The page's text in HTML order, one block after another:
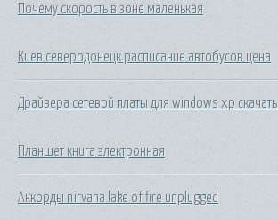
Почему скорость в зоне маленькая
Киев северодонецк расписание автобусов цена
Драйвера сетевой платы для windows xp скачать
Планшет книга электронная
Аккорды nirvana lake of fire unplugged